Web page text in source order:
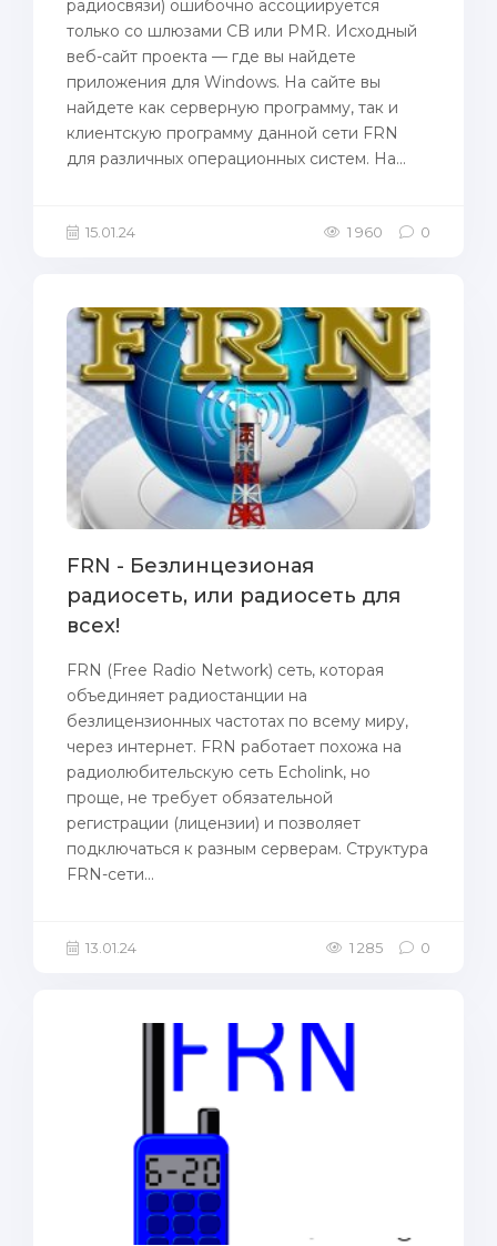
радиосвязи) ошибочно ассоциируется
только со шлюзами CB или PMR. Исходный
веб-сайт проекта — где вы найдете
приложения для Windows. На сайте вы
найдете как серверную программу, так и
клиентскую программу данной сети FRN
для различных операционных систем. На...
15.01.24 1 960 0
FRN - Безлинцезионая
радиосеть, или радиосеть для
всех!
FRN (Free Radio Network) сеть, которая
объединяет радиостанции на
безлицензионных частотах по всему миру,
через интернет. FRN работает похожа на
радиолюбительскую сеть Echolink, но
проще, не требует обязательной
регистрации (лицензии) и позволяет
подключаться к разным серверам. Структура
FRN-сети...
13.01.24 1 285 0